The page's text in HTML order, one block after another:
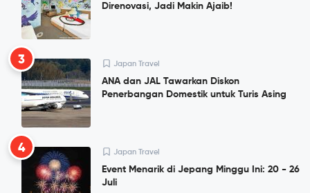
Direnovasi, Jadi Makin Ajaib!
3 Japan Travel
ANA dan JAL Tawarkan Diskon
Penerbangan Domestik untuk Turis Asing
4 Japan Travel
Event Menarik di Jepang Minggu Ini: 20 - 26
Juli